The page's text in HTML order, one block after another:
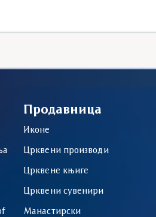
Продавница
Иконе
Црквени производи
Црквене књиге
Црквени сувенири
Манастирски